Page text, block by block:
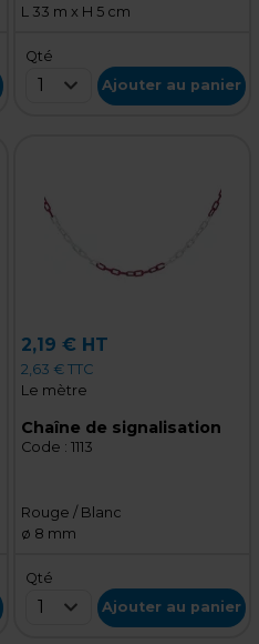
L 33 m x H 5 cm
Qté
1 Ajouter au panier
2,19 € HT
2,63 € TTC
Le mètre
Chaîne de signalisation
Code : 1113
Rouge / Blanc
ø 8 mm
Qté
1 Ajouter au panier